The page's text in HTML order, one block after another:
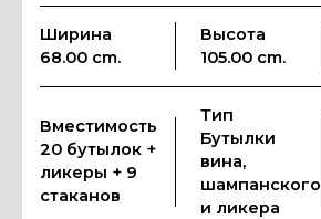
Ширина
68.00 cm.
Высота
105.00 cm.
Вместимость
20 бутылок +
ликеры + 9
стаканов
Тип
Бутылки
вина,
шампанского
и ликера